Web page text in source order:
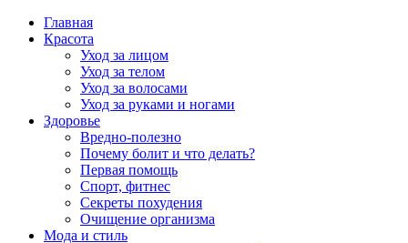
Главная
Красота
Уход за лицом
Уход за телом
Уход за волосами
Уход за руками и ногами
Здоровье
Вредно-полезно
Почему болит и что делать?
Первая помощь
Спорт, фитнес
Секреты похудения
Очищение организма
Мода и стиль